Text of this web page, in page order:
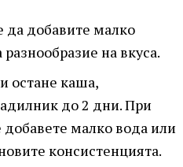
да добавите малко
на вкуса.
остане каша,
до 2 дни. При
добавете малко вода или
консистенцията.